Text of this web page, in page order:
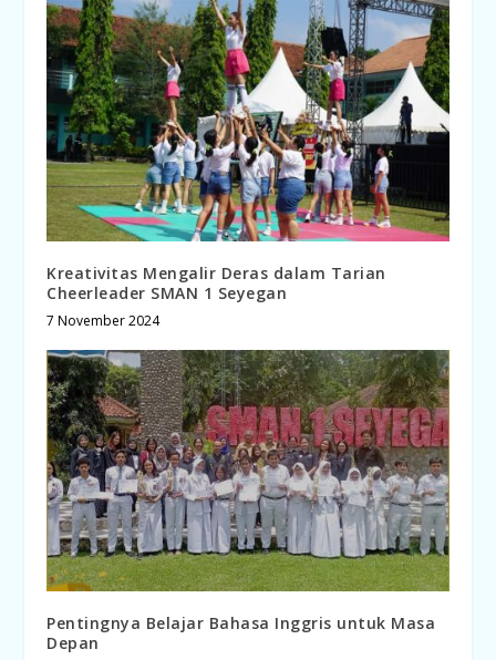
Kreativitas Mengalir Deras dalam Tarian
Cheerleader SMAN 1 Seyegan
7 November 2024
Pentingnya Belajar Bahasa Inggris untuk Masa
Depan